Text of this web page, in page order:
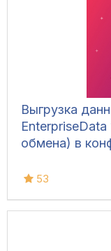
Выгрузка
обмена) в
53